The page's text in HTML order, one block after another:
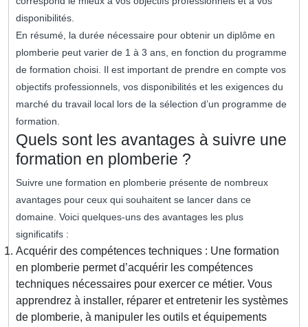
disponibilités.
En résumé, la durée nécessaire pour obtenir un diplôme en
plomberie peut varier de 1 à 3 ans, en fonction du programme
de formation choisi. Il est important de prendre en compte vos
objectifs professionnels, vos disponibilités et les exigences du
marché du travail local lors de la sélection d’un programme de
formation.
Quels sont les avantages à suivre une
formation en plomberie ?
Suivre une formation en plomberie présente de nombreux
avantages pour ceux qui souhaitent se lancer dans ce
domaine. Voici quelques-uns des avantages les plus
significatifs :
Acquérir des compétences techniques : Une formation
en plomberie permet d’acquérir les compétences
techniques nécessaires pour exercer ce métier. Vous
apprendrez à installer, réparer et entretenir les systèmes
de plomberie, à manipuler les outils et équipements